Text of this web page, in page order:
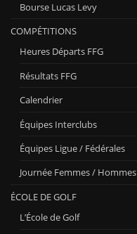
Bourse Lucas Levy
COMPÉTITIONS
Heures Départs FFG
Résultats FFG
Calendrier
Équipes Interclubs
Équipes Ligue / Fédérales
Journée Femmes / Hommes
ÉCOLE DE GOLF
L’École de Golf